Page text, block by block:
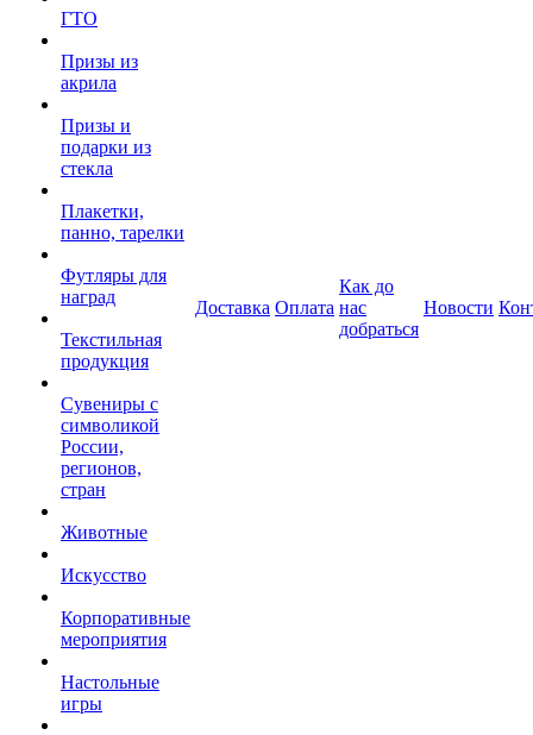
ГТО
Призы из
акрила
Призы и
подарки из
стекла
Плакетки,
панно, тарелки
Футляры для
наград
Текстильная
продукция
Сувениры с
символикой
России,
регионов,
стран
Животные
Искусство
Корпоративные
мероприятия
Настольные
игры
Доставка Оплата
Как до
нас
добраться
Новости